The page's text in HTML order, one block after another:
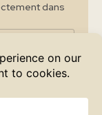
dans